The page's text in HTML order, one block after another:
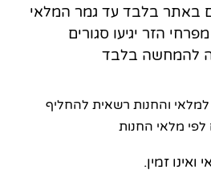
באתר בלבד עד גמר המלאי
הזר יגיעו סגורים
להמחשה בלבד
והחנות רשאית להחליף
מלאי החנות
זמין.